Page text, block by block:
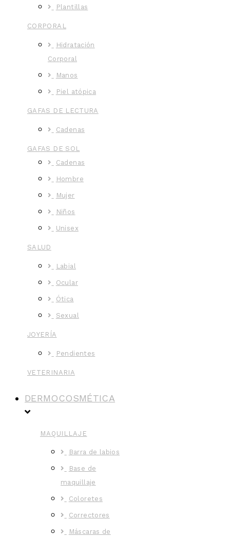
Plantillas
CORPORAL
Hidratación
Corporal
Manos
Piel atópica
GAFAS DE LECTURA
Cadenas
GAFAS DE SOL
Cadenas
Hombre
Mujer
Niños
Unisex
SALUD
Labial
Ocular
Ótica
Sexual
JOYERÍA
Pendientes
VETERINARIA
DERMOCOSMÉTICA
MAQUILLAJE
Barra de labios
Base de
maquillaje
Coloretes
Correctores
Máscaras de